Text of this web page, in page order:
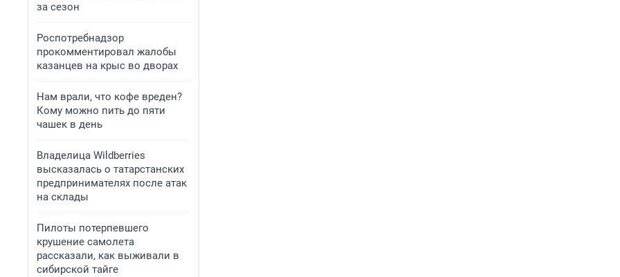
за сезон
Роспотребнадзор
прокомментировал жалобы
казанцев на крыс во дворах
Нам врали, что кофе вреден?
Кому можно пить до пяти
чашек в день
Владелица Wildberries
высказалась о татарстанских
предпринимателях после атак
на склады
Пилоты потерпевшего
крушение самолета
рассказали, как выживали в
сибирской тайге